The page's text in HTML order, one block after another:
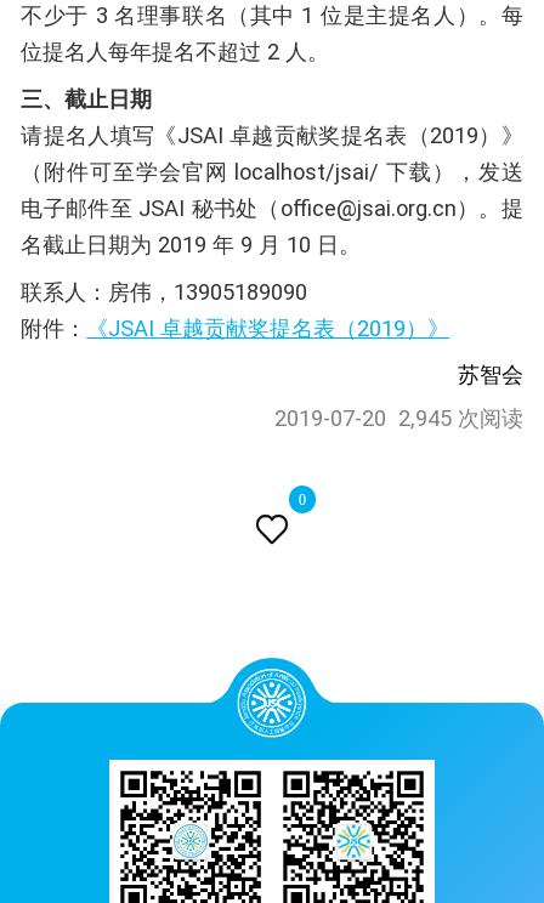

0
不少于 3 名理事联名（其中 1 位是主提名人）。每
位提名人每年提名不超过 2 人。
三、截止日期
请提名人填写《JSAI 卓越贡献奖提名表（2019）》
（附件可至学会官网 localhost/jsai/ 下载），发送
电子邮件至 JSAI 秘书处（office@jsai.org.cn）。提
名截止日期为 2019 年 9 月 10 日。
联系人：房伟，13905189090
附件：
《JSAI 卓越贡献奖提名表（2019）》
苏智会
2019-07-20 2,945 次阅读